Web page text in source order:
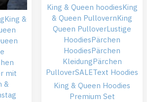
King &
mit
&
King & Queen hoodiesKing
& Queen PullovernKing
Queen PulloverLustige
HoodiesPärchen
HoodiesPärchen
KleidungPärchen
PulloverSALEText Hoodies
King & Queen Hoodies
Premium Set